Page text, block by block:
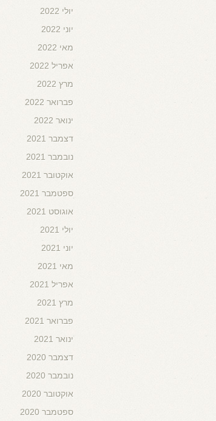
יולי 2022
יוני 2022
מאי 2022
אפריל 2022
מרץ 2022
פברואר 2022
ינואר 2022
דצמבר 2021
נובמבר 2021
אוקטובר 2021
ספטמבר 2021
אוגוסט 2021
יולי 2021
יוני 2021
מאי 2021
אפריל 2021
מרץ 2021
פברואר 2021
ינואר 2021
דצמבר 2020
נובמבר 2020
אוקטובר 2020
ספטמבר 2020